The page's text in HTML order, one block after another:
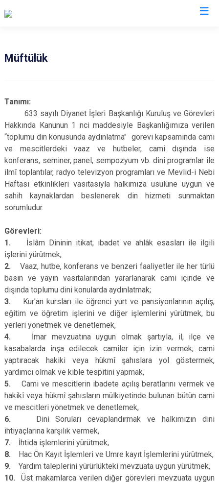
Çerkeş
Eldivan
Ilgaz
Kızılırmak
Şabanözü
Yapraklı
Müftülük
Tanımı:
633 sayılı Diyanet İşleri Başkanlığı Kuruluş ve Görevleri
Hakkında Kanunun 1 nci maddesiyle Başkanlığımıza verilen
“toplumu din konusunda aydınlatma" görevi kapsamında cami
ve mescitlerdeki vaaz ve hutbeler, cami dışında ise
konferans, seminer, panel, sempozyum vb. dinî programlar ile
ilmî toplantılar, radyo televizyon programları ve Mevlid-i Nebi
Haftası etkinlikleri vasıtasıyla halkımıza usulüne uygun ve
sahih kaynaklardan beslenerek din hizmeti sunmaktan
sorumludur.
Görevleri:
1. İslâm Dininin itikat, ibadet ve ahlâk esasları ile ilgili
işlerini yürütmek,
2.
Vaaz, hutbe, konferans ve benzeri faaliyetler ile her türlü
basın ve yayın vasıtalarından yararlanarak cami içinde ve
dışında toplumu dini konularda aydınlatmak;
3.
Kur'an kursları ile öğrenci yurt ve pansiyonlarının açılış,
eğitim ve öğretim işlerini ve diğer işlemlerini yürütmek, bu
yerleri yönetmek ve denetlemek,
4. İmar mevzuatına uygun olmak şartıyla, il, ilçe ve
kasabalarda inşa edilecek camiler için izin vermek; cami
yaptıracak hakiki veya hükmî şahıslara yol göstermek,
yardımcı olmak ve kıble tespitini yapmak,
5.
Cami ve mescitlerin ibadete açılış beratlarını vermek ve
hakikî veya hükmî şahısların mülkiyetinde bulunan bütün cami
ve mescitleri yönetmek ve denetlemek,
6. Dini Soruları cevaplandırmak ve halkımızın dini
ihtiyaçlarına karşılık vermek,
7.
İhtida işlemlerini yürütmek,
8.
Hac Ön Kayıt İşlemleri ve Umre kayıt İşlemlerini yürütmek,
9.
Yardım taleplerini yürürlükteki mevzuata uygun yürütmek,
10. Üst makamlarca verilen diğer görevleri mevzuata uygun